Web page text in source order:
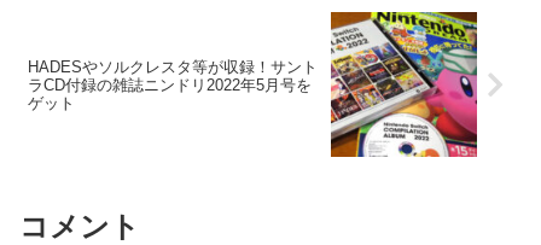
HADESやソルクレスタ等が収録！サント
ラCD付録の雑誌ニンドリ2022年5月号を
ゲット
コメント